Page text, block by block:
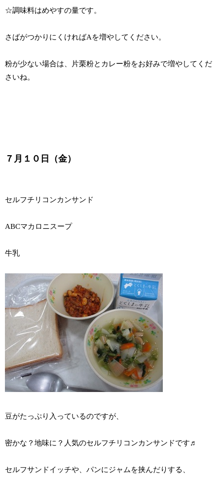
☆調味料はめやすの量です。
さばがつかりにくければAを増やしてください。
粉が少ない場合は、片栗粉とカレー粉をお好みで増やしてくだ
さいね。
７月１０日（金）
セルフチリコンカンサンド
ABCマカロニスープ
牛乳
豆がたっぷり入っているのですが、
密かな？地味に？人気のセルフチリコンカンサンドです♬
セルフサンドイッチや、パンにジャムを挟んだりする、